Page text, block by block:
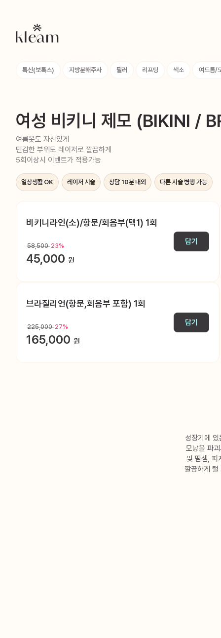
톡신(보톡스)
지방분해주사 필러 리프팅 색소 여드름/
여성 비키니 제모 (BIKINI /
여름옷도 자신있게
민감한 부위도 레이저로 깔끔하게
5회이상시 이벤트가 적용가능
일상생활 OK 레이저 시술 상담 10분 내외 다른 시술 병행 가능
비키니라인(소)/항문/회음부(택1) 1회
58,500 23%
45,000 원
담기
브라질리언(항문,회음부 포함) 1회
225,000 27%
165,000 원
담기
성장기에
모낭을 파
및 땀샘, 피
깔끔하게